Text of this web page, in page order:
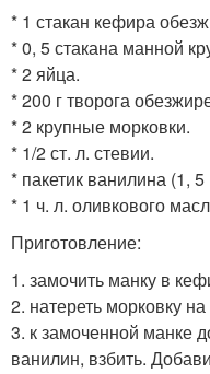
* 1 стакан кефира
* 0, 5 стакана манной
* 2 яйца.
* 200 г творога
* 2 крупные морковки.
* 1/2 ст. л. стевии.
* пакетик ванилина (1, 5
* 1 ч. л. оливкового
Приготовление:
1. замочить манку в
2. натереть морковку
3. к замоченной манке
ванилин, взбить.